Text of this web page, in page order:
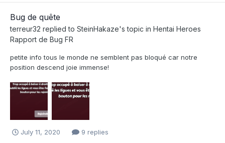
Bug de quête
terreur32 replied to SteinHakaze's topic in Hentai Heroes
Rapport de Bug FR
petite info tous le monde ne semblent pas bloqué car notre
position descend joie immense!
July 11, 2020 9 replies